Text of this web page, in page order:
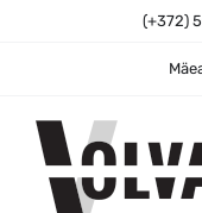
(+372)